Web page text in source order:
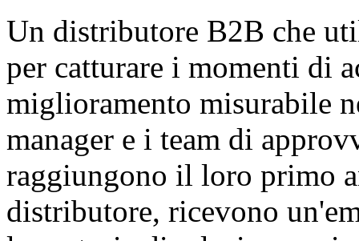
Un distributore B2B che
per catturare i momenti di
miglioramento misurabile
manager e i team di
raggiungono il loro primo
distributore, ricevono